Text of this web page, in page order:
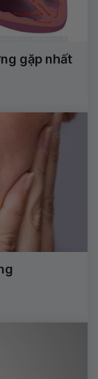
gặp nhất